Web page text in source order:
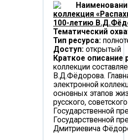
коллекция
100-летию
Тематический
Тип ресурса:
Доступ: открытый
Краткое описание
коллекции
В.Д.Фёдорова.
электронной
основных этапов
русского,
Государственной
Государственной
Дмитриевича